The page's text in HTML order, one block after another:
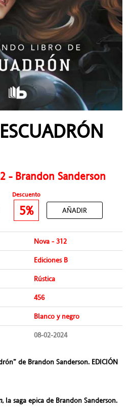
- Brandon Sanderson
Descuento
5% AÑADIR
Nova - 312
Ediciones B
Rústica
456
Blanco y negro
08-02-2024
de Brandon Sanderson. EDICIÓN
, la saga epica de Brandon Sanderson.